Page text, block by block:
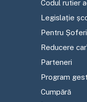
Codul rutier
Legislație
Pentru Șoferi
Reducere
Parteneri
Program
Cumpără